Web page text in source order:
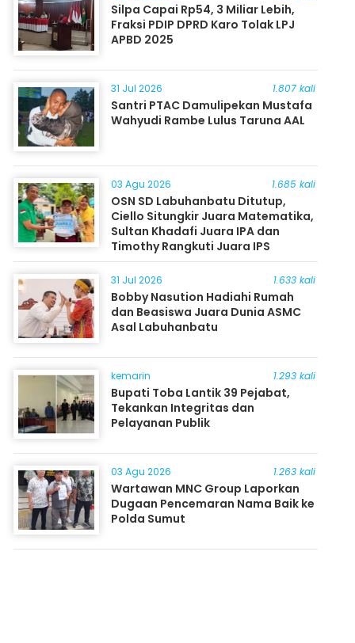
Silpa Capai Rp54, 3 Miliar Lebih,
Fraksi PDIP DPRD Karo Tolak LPJ
APBD 2025
31 Jul 2026 1.807 kali
Santri PTAC Damulipekan Mustafa
Wahyudi Rambe Lulus Taruna AAL
03 Agu 2026 1.685 kali
OSN SD Labuhanbatu Ditutup,
Ciello Situngkir Juara Matematika,
Sultan Khadafi Juara IPA dan
Timothy Rangkuti Juara IPS
31 Jul 2026 1.633 kali
Bobby Nasution Hadiahi Rumah
dan Beasiswa Juara Dunia ASMC
Asal Labuhanbatu
kemarin 1.293 kali
Bupati Toba Lantik 39 Pejabat,
Tekankan Integritas dan
Pelayanan Publik
03 Agu 2026 1.263 kali
Wartawan MNC Group Laporkan
Dugaan Pencemaran Nama Baik ke
Polda Sumut